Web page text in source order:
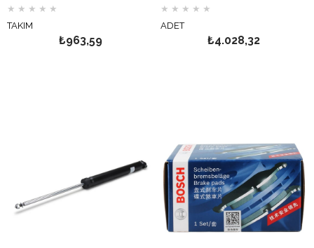
★ ★ ★ ★ ★
TAKIM
₺963,59
★ ★ ★ ★ ★
ADET
₺4.028,32